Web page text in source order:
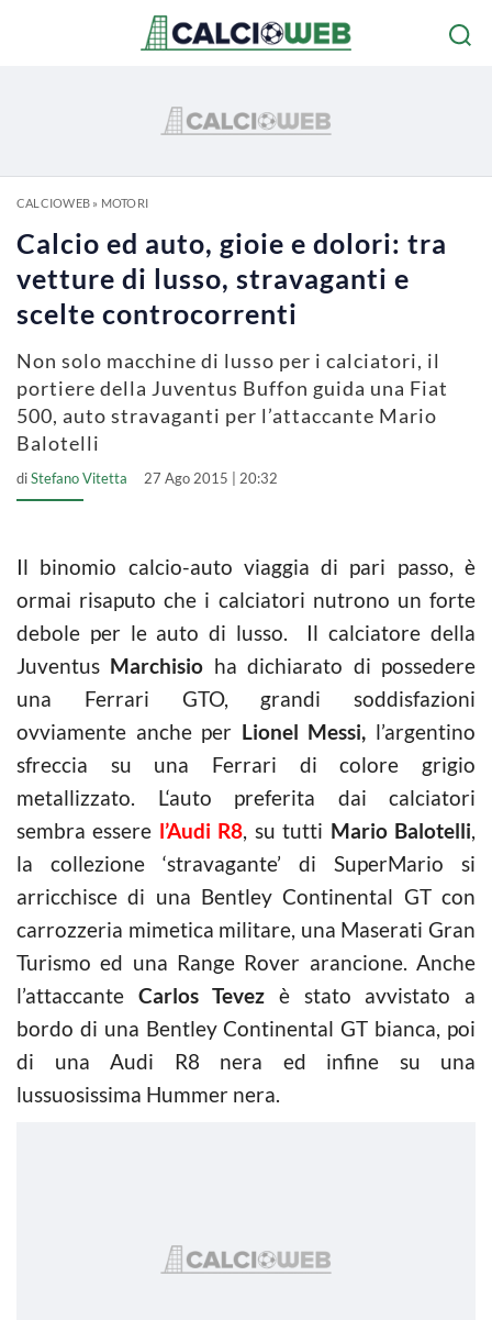
CALCIOWEB» MOTORI
Calcio ed auto, gioie e dolori: tra
vetture di lusso, stravaganti e
scelte controcorrenti
Non solo macchine di lusso per i calciatori, il
portiere della Juventus Buffon guida una Fiat
500, auto stravaganti per l’attaccante Mario
Balotelli
diStefano Vitetta 27 Ago 2015 | 20:32
Il binomio calcio-auto viaggia di pari passo, è
ormai risaputo che i calciatori nutrono un forte
debole per le auto di lusso. Il calciatore della
Juventus Marchisio ha dichiarato di possedere
una Ferrari GTO, grandi soddisfazioni
ovviamente anche per Lionel Messi, l’argentino
sfreccia su una Ferrari di colore grigio
metallizzato. L‘auto preferita dai calciatori
sembra essere l’Audi R8, su tutti Mario Balotelli,
la collezione ‘stravagante’ di SuperMario si
arricchisce di una Bentley Continental GT con
carrozzeria mimetica militare, una Maserati Gran
Turismo ed una Range Rover arancione. Anche
l’attaccante Carlos Tevez è stato avvistato a
bordo di una Bentley Continental GT bianca, poi
di una Audi R8 nera ed infine su una
lussuosissima Hummer nera.